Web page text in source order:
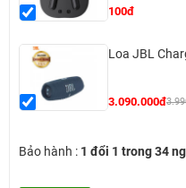
100đ
Loa JBL
3.090.000đ
Bảo hành : 1 đổi 1 trong 34